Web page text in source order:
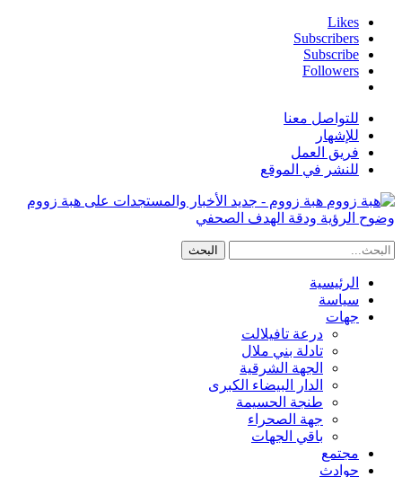
Likes
Subscribers
Subscribe
Followers
للتواصل معنا
للإشهار
فريق العمل
للنشر في الموقع
هبة زووم - جديد الأخبار والمستجدات على هبة زووم
وضوح الرؤية ودقة الهدف الصحفي
الرئيسية
سياسة
جهات
درعة تافيلالت
تادلة بني ملال
الجهة الشرقية
الدار البيضاء الكبرى
طنجة الحسيمة
جهة الصحراء
باقي الجهات
مجتمع
حوادث